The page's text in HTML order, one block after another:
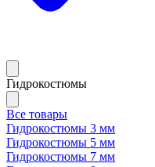
Гидрокостюмы
Все товары
Гидрокостюмы 3 мм
Гидрокостюмы 5 мм
Гидрокостюмы 7 мм